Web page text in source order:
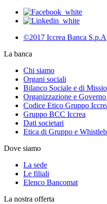
©2017 Iccrea Banca S.p.A
La banca
Chi siamo
Organi sociali
Bilanco Sociale e di
Organizzazione e
Codice Etico Gruppo
Gruppo BCC Iccrea
Dati societari
Etica di Gruppo e
Dove siamo
La sede
Le filiali
Elenco Bancomat
La nostra offerta